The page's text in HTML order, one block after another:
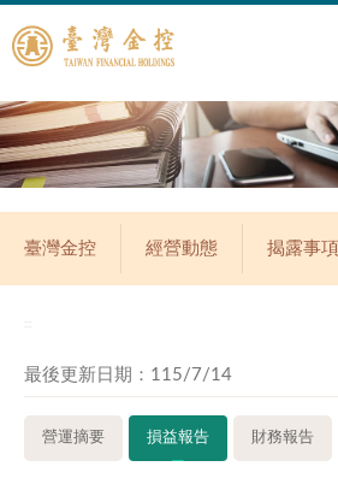
臺灣金控 經營動態 揭露事項
最後更新日期：115/7/14
營運摘要 損益報告 財務報告